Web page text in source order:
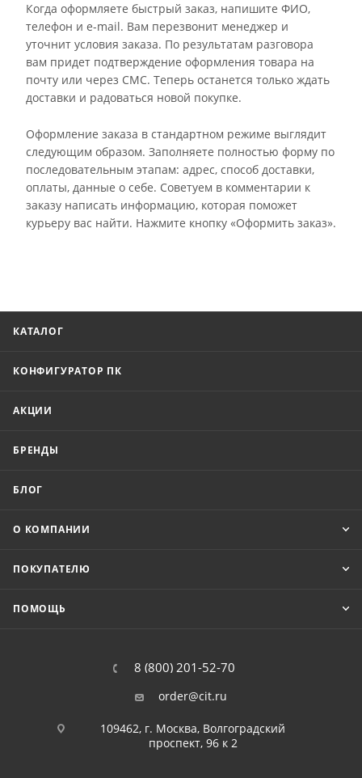
Когда оформляете быстрый заказ, напишите ФИО,
телефон и e-mail. Вам перезвонит менеджер и
уточнит условия заказа. По результатам разговора
вам придет подтверждение оформления товара на
почту или через СМС. Теперь останется только ждать
доставки и радоваться новой покупке.
Оформление заказа в стандартном режиме выглядит
следующим образом. Заполняете полностью форму по
последовательным этапам: адрес, способ доставки,
оплаты, данные о себе. Советуем в комментарии к
заказу написать информацию, которая поможет
курьеру вас найти. Нажмите кнопку «Оформить заказ».
КАТАЛОГ
КОНФИГУРАТОР ПК
АКЦИИ
БРЕНДЫ
БЛОГ
О КОМПАНИИ
ПОКУПАТЕЛЮ
ПОМОЩЬ
8 (800) 201-52-70
order@cit.ru
109462, г. Москва, Волгоградский
проспект, 96 к 2